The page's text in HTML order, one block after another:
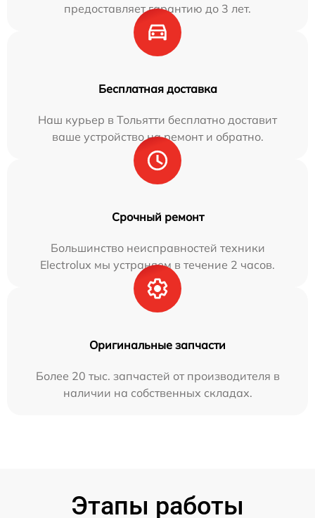
предоставляет гарантию до 3 лет.
Бесплатная доставка
Наш курьер в Тольятти бесплатно доставит
ваше устройство на ремонт и обратно.
Срочный ремонт
Большинство неисправностей техники
Electrolux мы устраняем в течение 2 часов.
Оригинальные запчасти
Более 20 тыс. запчастей от производителя в
наличии на собственных складах.
Этапы работы